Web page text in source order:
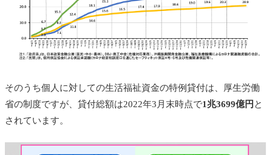
そのうち個人に対しての生活福祉資金の特例貸付は、厚生労働
省の制度ですが、貸付総額は2022年3月末時点で1兆3699億円 と
されています。